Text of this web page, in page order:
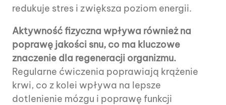
redukuje stres i zwiększa poziom energii.
Aktywność fizyczna wpływa również na
poprawę jakości snu, co ma kluczowe
znaczenie dla regeneracji organizmu.
Regularne ćwiczenia poprawiają krążenie
krwi, co z kolei wpływa na lepsze
dotlenienie mózgu i poprawę funkcji